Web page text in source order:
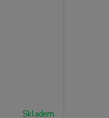
Skladem